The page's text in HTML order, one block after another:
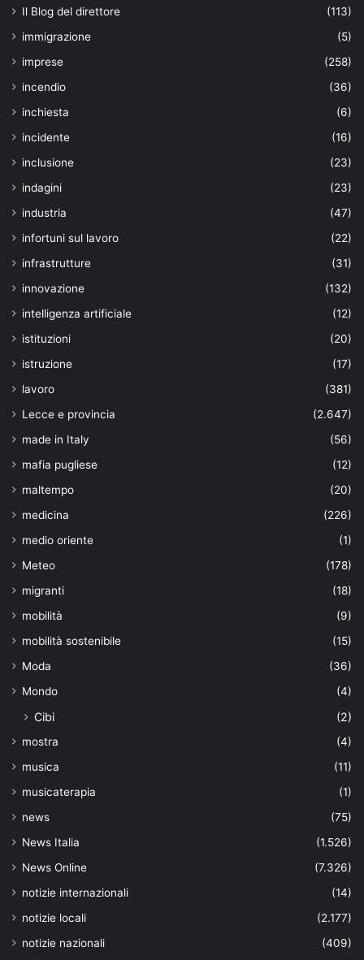
Il Blog del direttore
(113)
immigrazione
(5)
imprese
(258)
incendio
(36)
inchiesta
(6)
incidente
(16)
inclusione
(23)
indagini
(23)
industria
(47)
infortuni sul lavoro
(22)
infrastrutture
(31)
innovazione
(132)
intelligenza artificiale
(12)
istituzioni
(20)
istruzione
(17)
lavoro
(381)
Lecce e provincia
(2.647)
made in Italy
(56)
mafia pugliese
(12)
maltempo
(20)
medicina
(226)
medio oriente
(1)
Meteo
(178)
migranti
(18)
mobilità
(9)
mobilità sostenibile
(15)
Moda
(36)
Mondo
(4)
Cibi (2)
mostra
(4)
musica
(11)
musicaterapia
(1)
news
(75)
News Italia
(1.526)
News Online
(7.326)
notizie internazionali
(14)
notizie locali
(2.177)
notizie nazionali
(409)